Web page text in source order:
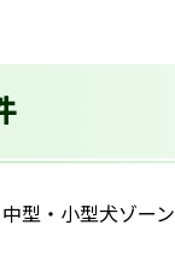
型・小型犬ゾー